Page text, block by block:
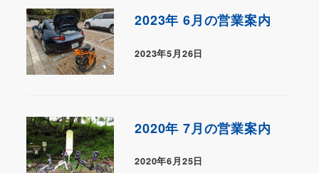
2023年 6月の営業案内
2023年5月26日
2020年 7月の営業案内
2020年6月25日